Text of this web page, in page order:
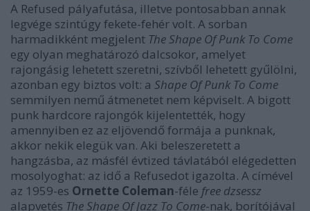
A Refused pályafutása, illetve pontosabban annak
legvége szintúgy fekete-fehér volt. A sorban
harmadikként megjelent The Shape Of Punk To Come
egy olyan meghatározó dalcsokor, amelyet
rajongásig lehetett szeretni, szívből lehetett gyűlölni,
azonban egy biztos volt: a Shape Of Punk To Come
semmilyen nemű átmenetet nem képviselt. A bigott
punk hardcore rajongók kijelentették, hogy
amennyiben ez az eljövendő formája a punknak,
akkor nekik elegük van. Aki beleszeretett a
hangzásba, az másfél évtized távlatából elégedetten
mosolyoghat: az idő a Refusedot igazolta. A címével
az 1959-es Ornette Coleman-féle free dzsessz
alapvetés The Shape Of Jazz To Come-nak, borítójával